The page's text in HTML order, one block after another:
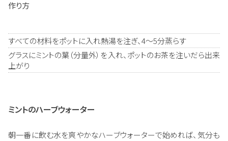
作り方
すべての材料をポットに入れ熱湯を注ぎ、4～5分蒸らす
グラスにミントの葉（分量外）を入れ、ポットのお茶を注いだら出来
上がり
ミントのハーブウォーター
朝一番に飲む水を爽やかなハーブウォーターで始めれば、気分も